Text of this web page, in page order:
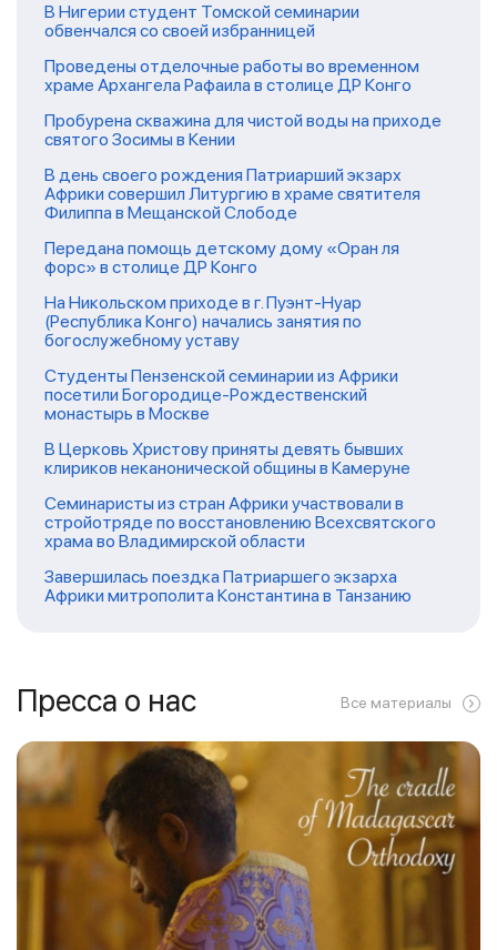
В Нигерии студент Томской семинарии
обвенчался со своей избранницей
Проведены отделочные работы во временном
храме Архангела Рафаила в столице ДР Конго
Пробурена скважина для чистой воды на приходе
святого Зосимы в Кении
В день своего рождения Патриарший экзарх
Африки совершил Литургию в храме святителя
Филиппа в Мещанской Слободе
Передана помощь детскому дому «Оран ля
форс» в столице ДР Конго
На Никольском приходе в г. Пуэнт-Нуар
(Республика Конго) начались занятия по
богослужебному уставу
Студенты Пензенской семинарии из Африки
посетили Богородице-Рождественский
монастырь в Москве
В Церковь Христову приняты девять бывших
клириков неканонической общины в Камеруне
Семинаристы из стран Африки участвовали в
стройотряде по восстановлению Всехсвятского
храма во Владимирской области
Завершилась поездка Патриаршего экзарха
Африки митрополита Константина в Танзанию
Пресса о нас Все материалы